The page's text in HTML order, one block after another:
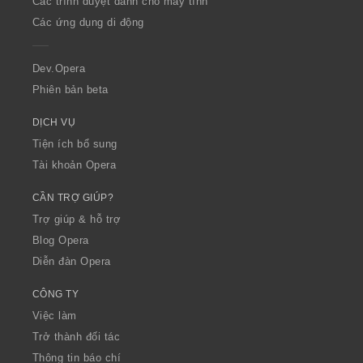
p
a
Các ứng dụng di động
Dev.Opera
Phiên bản beta
DỊCH VỤ
Tiện ích bổ sung
Tài khoản Opera
CẦN TRỢ GIÚP?
Trợ giúp & hỗ trợ
Blog Opera
Diễn đàn Opera
CÔNG TY
Việc làm
Trở thành đối tác
Thông tin báo chí